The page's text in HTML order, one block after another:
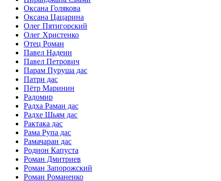
Оксана Голякова
Оксана Цацарина
Олег Пятигорский
Олег Христенко
Отец Роман
Павел Надеин
Павел Петрович
Парам Пуруша дас
Патри дас
Пётр Маринин
Радомир
Радха Раман дас
Радхе Шьям дас
Рактака дас
Рама Рупа дас
Рамачаран дас
Родион Капуста
Роман Дмитриев
Роман Запорожский
Роман Романенко